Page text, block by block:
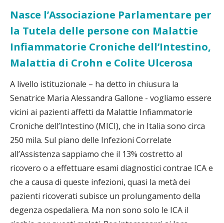
Nasce l’Associazione Parlamentare per
la Tutela delle persone con Malattie
Infiammatorie Croniche dell’Intestino,
Malattia di Crohn e Colite Ulcerosa
A livello istituzionale – ha detto in chiusura la
Senatrice Maria Alessandra Gallone - vogliamo essere
vicini ai pazienti affetti da Malattie Infiammatorie
Croniche dell’Intestino (MICI), che in Italia sono circa
250 mila. Sul piano delle Infezioni Correlate
all’Assistenza sappiamo che il 13% costretto al
ricovero o a effettuare esami diagnostici contrae ICA e
che a causa di queste infezioni, quasi la metà dei
pazienti ricoverati subisce un prolungamento della
degenza ospedaliera. Ma non sono solo le ICA il